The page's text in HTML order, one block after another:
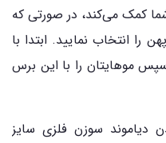
کمک می‌کند، در صورتی که
را انتخاب نمایید. ابتدا با
موهایتان را با این برس
دیاموند سوزن فلزی سایز